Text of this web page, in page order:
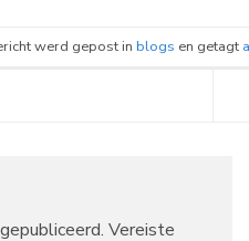
werd gepost in blogs en getagt
Vereiste